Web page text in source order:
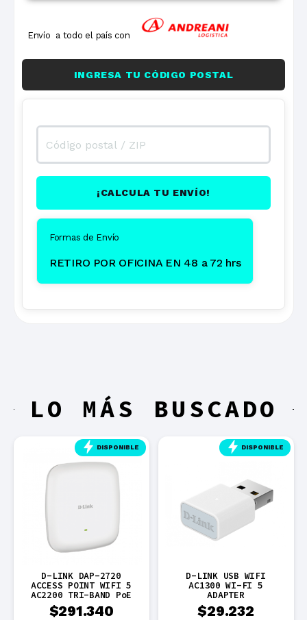
Envío a todo el país con
INGRESA TU CÓDIGO POSTAL
¡CALCULA TU ENVÍO!
Formas de Envío
RETIRO POR OFICINA EN 48 a 72 hrs
LO MÁS BUSCADO
DISPONIBLE
DAP-2720
POINT WIFI 5
TRI-BAND PoE
291.340
DISPONIBLE
D-LINK USB WIFI
AC1300 WI-FI 5
29.232